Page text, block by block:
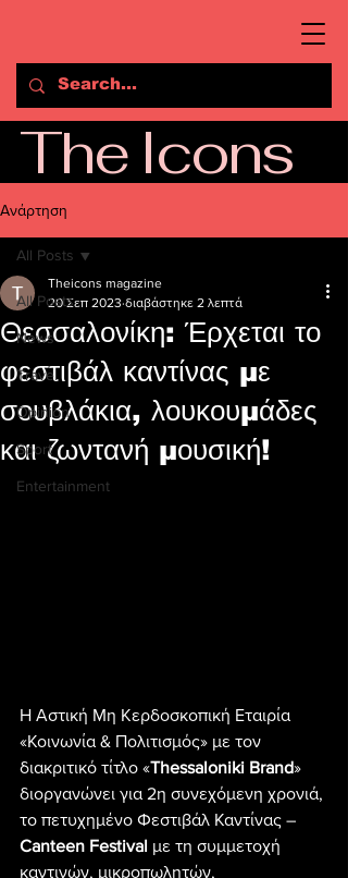
The Icons
Ανάρτηση
All Posts
News
Travel
Opinion
Sport
Entertainment
All Posts
Θεσσαλονίκη: Έρχεται το
φεστιβάλ καντίνας με
σουβλάκια, λουκουμάδες
και ζωντανή μουσική!
Theicons magazine
20 Σεπ 2023 διαβάστηκε 2 λεπτά
Η Αστική Μη Κερδοσκοπική Εταιρία
«Κοινωνία & Πολιτισμός» με τον
διακριτικό τίτλο «Thessaloniki Brand»
διοργανώνει για 2η συνεχόμενη χρονιά,
το πετυχημένο Φεστιβάλ Καντίνας –
Canteen Festival με τη συμμετοχή
καντινών, μικροπωλητών,